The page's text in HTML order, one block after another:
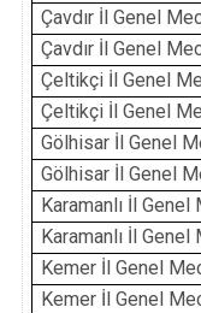
Çavdır İl Genel
Çavdır İl Genel
Çeltikçi İl Genel
Çeltikçi İl Genel
Gölhisar İl Genel
Gölhisar İl Genel
Karamanlı İl
Karamanlı İl
Kemer İl Genel
Kemer İl Genel